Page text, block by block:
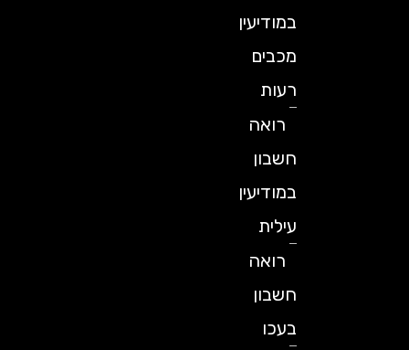
במודיעין
מכבים
רעות
רואה
חשבון
במודיעין
עילית
רואה
חשבון
בעכו